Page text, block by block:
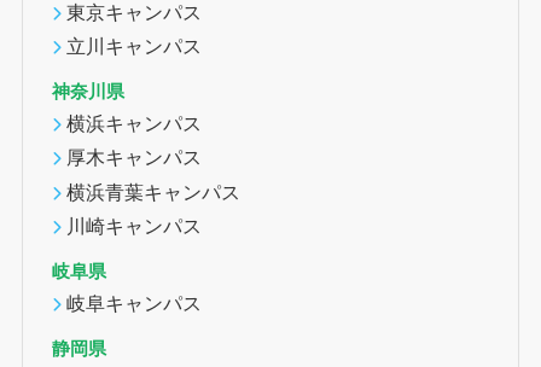
東京キャンパス
立川キャンパス
神奈川県
横浜キャンパス
厚木キャンパス
横浜青葉キャンパス
川崎キャンパス
岐阜県
岐阜キャンパス
静岡県